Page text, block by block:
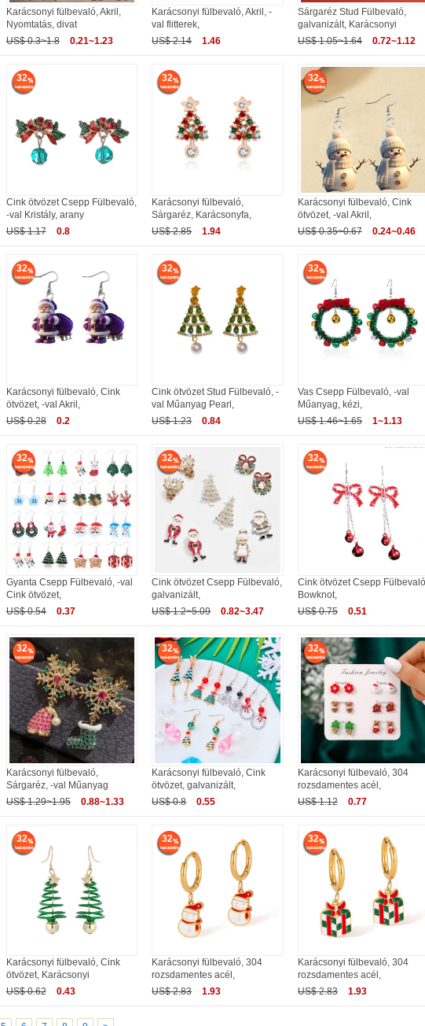
Karácsonyi fülbevaló, Akril,
Nyomtatás, divat
US$ 0.3~1.8
0.21~1.23
Karácsonyi fülbevaló, Akril, -
val flitterek,
US$ 2.14
1.46
Sárgaréz Stud Fülbevaló,
galvanizált, Karácsonyi
US$ 1.05~1.64
0.72~1.12
32
Cink ötvözet Csepp Fülbevaló,
-val Kristály, arany
US$ 1.17
0.8
32
Karácsonyi fülbevaló,
Sárgaréz, Karácsonyfa,
US$ 2.85
1.94
32
Karácsonyi fülbevaló, Cink
ötvözet, -val Akril,
US$ 0.35~0.67
0.24~0.46
32
Karácsonyi fülbevaló, Cink
ötvözet, -val Akril,
US$ 0.28
0.2
32
Cink ötvözet Stud Fülbevaló, -
val Műanyag Pearl,
US$ 1.23
0.84
32
Vas Csepp Fülbevaló, -val
Műanyag, kézi,
US$ 1.46~1.65
1~1.13
32
Gyanta Csepp Fülbevaló, -val
Cink ötvözet,
US$ 0.54
0.37
32
Cink ötvözet Csepp Fülbevaló,
galvanizált,
US$ 1.2~5.09
0.82~3.47
32
Cink ötvözet Csepp
Bowknot,
US$ 0.75
0.51
32
Karácsonyi fülbevaló,
Sárgaréz, -val Műanyag
US$ 1.29~1.95
0.88~1.33
32
Karácsonyi fülbevaló, Cink
ötvözet, galvanizált,
US$ 0.8
0.55
32
Karácsonyi fülbevaló, 304
rozsdamentes acél,
US$ 1.12
0.77
32
Karácsonyi fülbevaló, Cink
ötvözet, Karácsonyi
US$ 0.62
0.43
32
Karácsonyi fülbevaló, 304
rozsdamentes acél,
US$ 2.83
1.93
32
Karácsonyi fülbevaló, 304
rozsdamentes acél,
US$ 2.83
1.93